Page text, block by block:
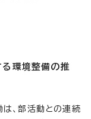
る環境整備の推
、部活動との連続